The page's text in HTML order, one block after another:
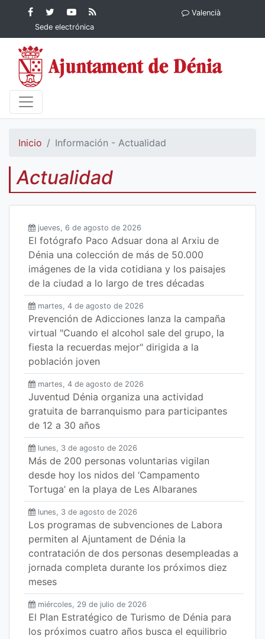
Contenido principalFacebook
Ayuntamiento de
Dénia
Ayuntamiento
de Dénia
YouTube
Ayuntamiento
de Dénia
Ayuntamiento
Sede electrónica
Valencià
Inicio Información - Actualidad
Actualidad
jueves, 6 de agosto de 2026
El fotógrafo Paco Adsuar dona al Arxiu de
Dénia una colección de más de 50.000
imágenes de la vida cotidiana y los paisajes
de la ciudad a lo largo de tres décadas
martes, 4 de agosto de 2026
Prevención de Adicciones lanza la campaña
virtual "Cuando el alcohol sale del grupo, la
fiesta la recuerdas mejor" dirigida a la
población joven
martes, 4 de agosto de 2026
Juventud Dénia organiza una actividad
gratuita de barranquismo para participantes
de 12 a 30 años
lunes, 3 de agosto de 2026
Más de 200 personas voluntarias vigilan
desde hoy los nidos del ‘Campamento
Tortuga’ en la playa de Les Albaranes
lunes, 3 de agosto de 2026
Los programas de subvenciones de Labora
permiten al Ajuntament de Dénia la
contratación de dos personas desempleadas a
jornada completa durante los próximos diez
meses
miércoles, 29 de julio de 2026
El Plan Estratégico de Turismo de Dénia para
los próximos cuatro años busca el equilibrio